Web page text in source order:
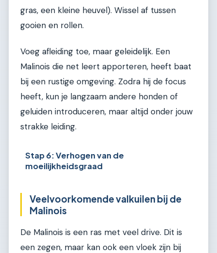
gras, een kleine heuvel). Wissel af tussen
gooien en rollen.
Voeg afleiding toe, maar geleidelijk. Een
Malinois die net leert apporteren, heeft baat
bij een rustige omgeving. Zodra hij de focus
heeft, kun je langzaam andere honden of
geluiden introduceren, maar altijd onder jouw
strakke leiding.
Stap 6: Verhogen van de
moeilijkheidsgraad
Veelvoorkomende valkuilen bij de
Malinois
De Malinois is een ras met veel drive. Dit is
een zegen, maar kan ook een vloek zijn bij